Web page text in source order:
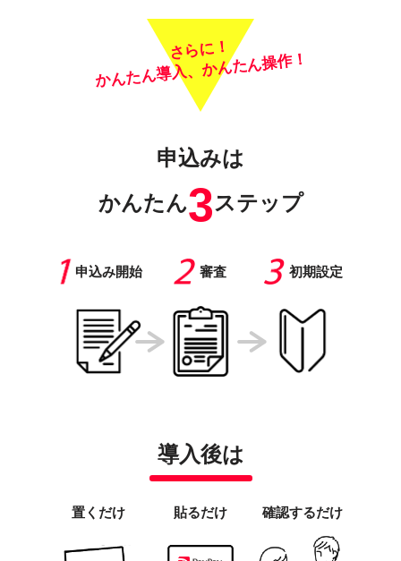
さらに！
かんたん導入、かんたん操作！
申込みは
かんたん3ステップ
申込み開始 審査 初期設定
導入後は
置くだけ 貼るだけ 確認するだけ